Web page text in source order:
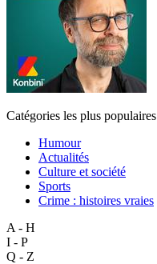
Catégories les plus populaires
Humour
Actualités
Culture et société
Sports
Crime : histoires vraies
A - H
I - P
Q - Z